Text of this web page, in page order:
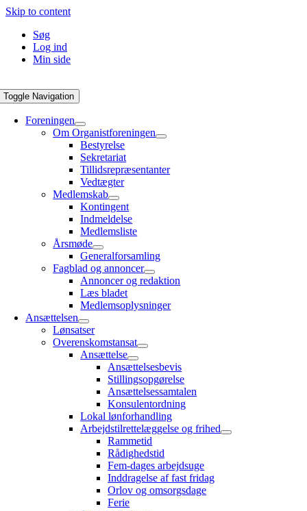
Skip to content
Søg
Log ind
Min side
Toggle Navigation
Foreningen
Om Organistforeningen
Bestyrelse
Sekretariat
Tillidsrepræsentanter
Vedtægter
Medlemskab
Kontingent
Indmeldelse
Medlemsliste
Årsmøde
Generalforsamling
Fagblad og annoncer
Annoncer og redaktion
Læs bladet
Medlemsoplysninger
Ansættelsen
Lønsatser
Overenskomstansat
Ansættelse
Ansættelsesbevis
Stillingsopgørelse
Ansættelsessamtalen
Konsulentordning
Lokal lønforhandling
Arbejdstilrettelæggelse og frihed
Rammetid
Rådighedstid
Fem-dages arbejdsuge
Inddragelse af fast fridag
Orlov og omsorgsdage
Ferie